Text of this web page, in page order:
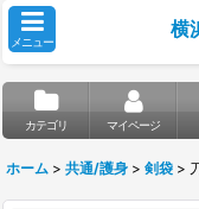
メニュー
横
カテゴリ マイページ
ホーム > 共通/護身 > 剣袋 >